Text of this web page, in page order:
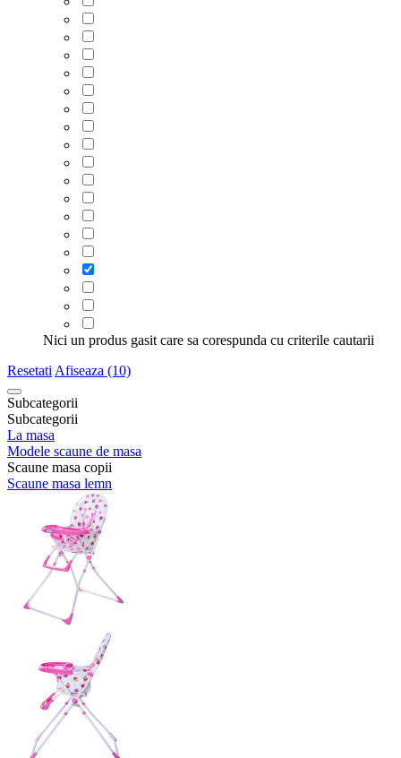
Nici un produs gasit care sa corespunda cu criterile cautarii
Resetati Afiseaza (10)
Subcategorii
Subcategorii
La masa
Modele scaune de masa
Scaune masa copii
Scaune masa lemn